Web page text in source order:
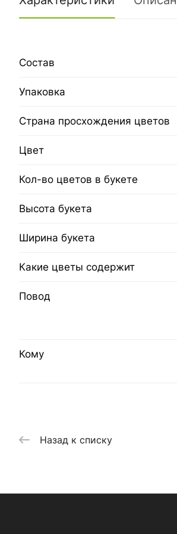
Состав
Упаковка
Страна просхождения цветов
Цвет
Кол-во цветов в букете
Высота букета
Ширина букета
Какие цветы содержит
Повод
Кому
Назад к списку